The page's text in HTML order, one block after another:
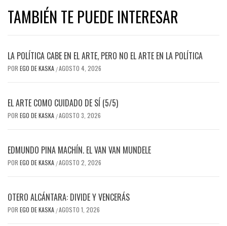
TAMBIÉN TE PUEDE INTERESAR
LA POLÍTICA CABE EN EL ARTE, PERO NO EL ARTE EN LA POLÍTICA
POR EGO DE KASKA /AGOSTO 4, 2026
EL ARTE COMO CUIDADO DE SÍ (5/5)
POR EGO DE KASKA /AGOSTO 3, 2026
EDMUNDO PINA MACHÍN. EL VAN VAN MUNDELE
POR EGO DE KASKA /AGOSTO 2, 2026
OTERO ALCÁNTARA: DIVIDE Y VENCERÁS
POR EGO DE KASKA /AGOSTO 1, 2026